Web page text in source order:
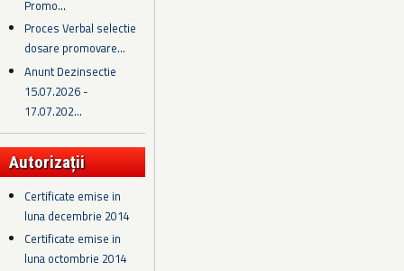
Promo...
Proces Verbal selectie
dosare promovare...
Anunt Dezinsectie
15.07.2026 -
17.07.202...
Autorizații
Certificate emise in
luna decembrie 2014
Certificate emise in
luna octombrie 2014